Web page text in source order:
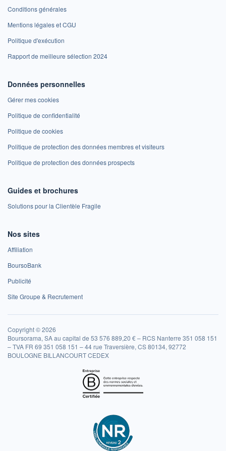
Conditions générales
Mentions légales et CGU
Politique d'exécution
Rapport de meilleure sélection 2024
Données personnelles
Gérer mes cookies
Politique de confidentialité
Politique de cookies
Politique de protection des données membres et visiteurs
Politique de protection des données prospects
Guides et brochures
Solutions pour la Clientèle Fragile
Nos sites
Affiliation
BoursoBank
Publicité
Site Groupe & Recrutement
Copyright © 2026
Boursorama, SA au capital de 53 576 889,20 € – RCS Nanterre 351 058 151
– TVA FR 69 351 058 151 – 44 rue Traversière, CS 80134, 92772
BOULOGNE BILLANCOURT CEDEX